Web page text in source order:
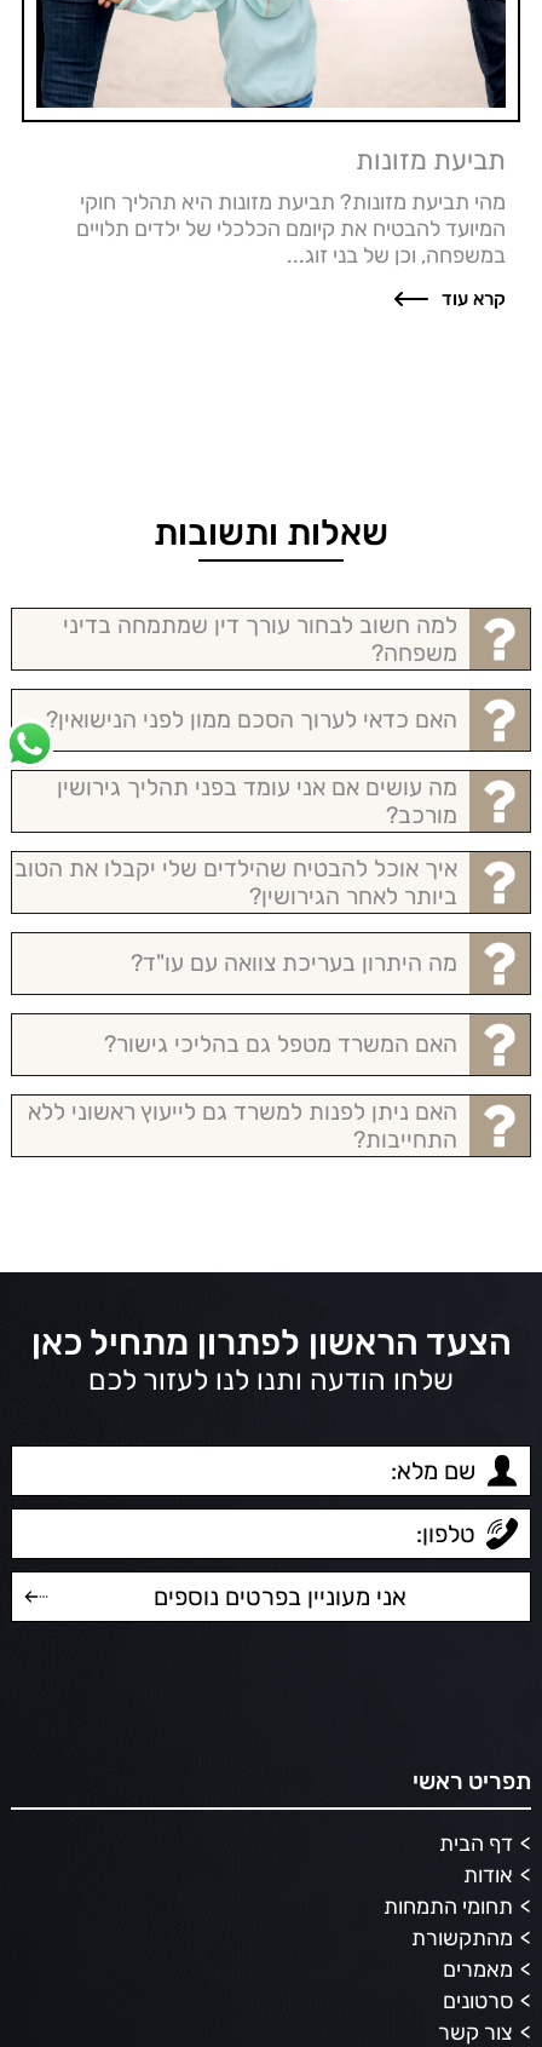
תביעת מזונות
מהי תביעת מזונות? תביעת מזונות היא תהליך חוקי
המיועד להבטיח את קיומם הכלכלי של ילדים תלויים
במשפחה, וכן של בני זוג...
קרא עוד
שאלות ותשובות
למה חשוב לבחור עורך דין שמתמחה בדיני
משפחה?
האם כדאי לערוך הסכם ממון לפני הנישואין?
מה עושים אם אני עומד בפני תהליך גירושין
מורכב?
איך אוכל להבטיח שהילדים שלי יקבלו את הטוב
ביותר לאחר הגירושין?
מה היתרון בעריכת צוואה עם עו"ד?
האם המשרד מטפל גם בהליכי גישור?
האם ניתן לפנות למשרד גם לייעוץ ראשוני ללא
התחייבות?
הצעד הראשון לפתרון מתחיל כאן
שלחו הודעה ותנו לנו לעזור לכם
תפריט ראשי
דף הבית
אודות
תחומי התמחות
מהתקשורת
מאמרים
סרטונים
צור קשר